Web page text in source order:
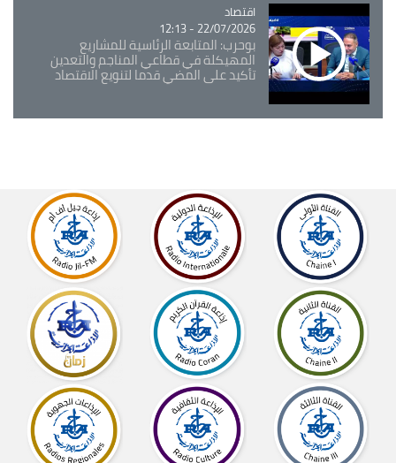
Catégorie
اقتصاد
22/07/2026 - 12:13
بوحرب: المتابعة الرئاسية للمشاريع
المهيكلة في قطاعي المناجم والتعدين
تأكيد على المضي قدما لتنويع الاقتصاد